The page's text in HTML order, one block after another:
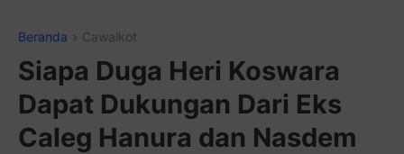
Beranda Cawalkot
Siapa Duga Heri Koswara
Dapat Dukungan Dari Eks
Caleg Hanura dan Nasdem